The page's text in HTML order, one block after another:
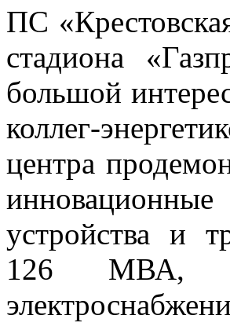
ПС
стадиона
большой
коллег-
центра
устройства и
126 МВА,